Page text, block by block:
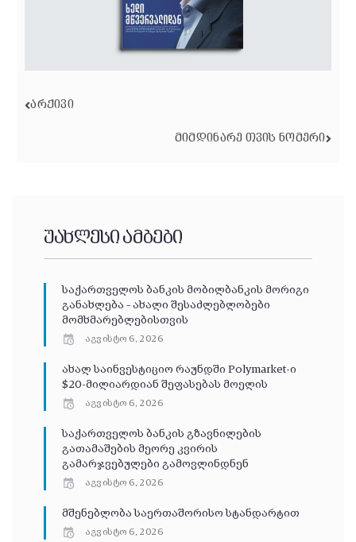
ᲐᲠᲥᲘᲕᲘ
ᲛᲘᲛᲓᲘᲜᲐᲠᲔ ᲗᲕᲘᲡ ᲜᲝᲛᲔᲠᲘ
უახლესი ამბები
საქართველოს ბანკის მობილბანკის მორიგი
განახლება – ახალი შესაძლებლობები
მომხმარებლებისთვის
აგვისტო 6, 2026
ახალ საინვესტიციო რაუნდში Polymarket-ი
$20-მილიარდიან შეფასებას მოელის
აგვისტო 6, 2026
საქართველოს ბანკის გზავნილების
გათამაშების მეორე კვირის
გამარჯვებულები გამოვლინდნენ
აგვისტო 6, 2026
მშენებლობა საერთაშორისო სტანდარტით
აგვისტო 6, 2026